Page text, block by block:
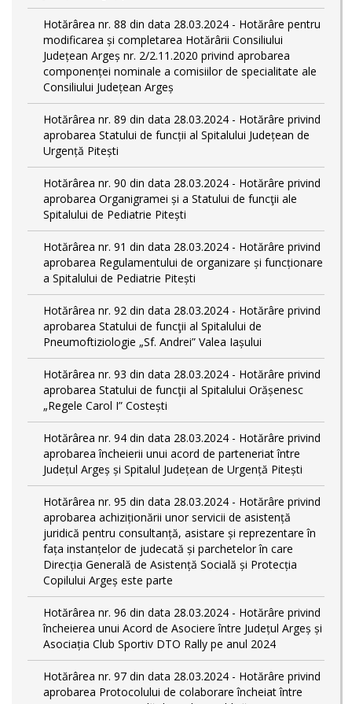
Hotărârea nr. 88 din data 28.03.2024 - Hotărâre pentru
modificarea și completarea Hotărârii Consiliului
Județean Argeș nr. 2/2.11.2020 privind aprobarea
componenței nominale a comisiilor de specialitate ale
Consiliului Județean Argeș
Hotărârea nr. 89 din data 28.03.2024 - Hotărâre privind
aprobarea Statului de funcții al Spitalului Județean de
Urgență Pitești
Hotărârea nr. 90 din data 28.03.2024 - Hotărâre privind
aprobarea Organigramei și a Statului de funcţii ale
Spitalului de Pediatrie Pitești
Hotărârea nr. 91 din data 28.03.2024 - Hotărâre privind
aprobarea Regulamentului de organizare și funcționare
a Spitalului de Pediatrie Pitești
Hotărârea nr. 92 din data 28.03.2024 - Hotărâre privind
aprobarea Statului de funcţii al Spitalului de
Pneumoftiziologie „Sf. Andrei” Valea Iașului
Hotărârea nr. 93 din data 28.03.2024 - Hotărâre privind
aprobarea Statului de funcţii al Spitalului Orășenesc
„Regele Carol I” Costești
Hotărârea nr. 94 din data 28.03.2024 - Hotărâre privind
aprobarea încheierii unui acord de parteneriat între
Județul Argeș și Spitalul Județean de Urgență Pitești
Hotărârea nr. 95 din data 28.03.2024 - Hotărâre privind
aprobarea achiziționării unor servicii de asistență
juridică pentru consultanță, asistare și reprezentare în
fața instanțelor de judecată și parchetelor în care
Direcția Generală de Asistență Socială și Protecția
Copilului Argeș este parte
Hotărârea nr. 96 din data 28.03.2024 - Hotărâre privind
încheierea unui Acord de Asociere între Județul Argeș și
Asociația Club Sportiv DTO Rally pe anul 2024
Hotărârea nr. 97 din data 28.03.2024 - Hotărâre privind
aprobarea Protocolului de colaborare încheiat între